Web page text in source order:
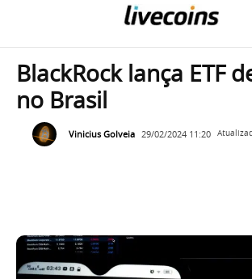
BlackRock lança ETF
no Brasil
Vinicius Golveia 29/02/2024 11:20